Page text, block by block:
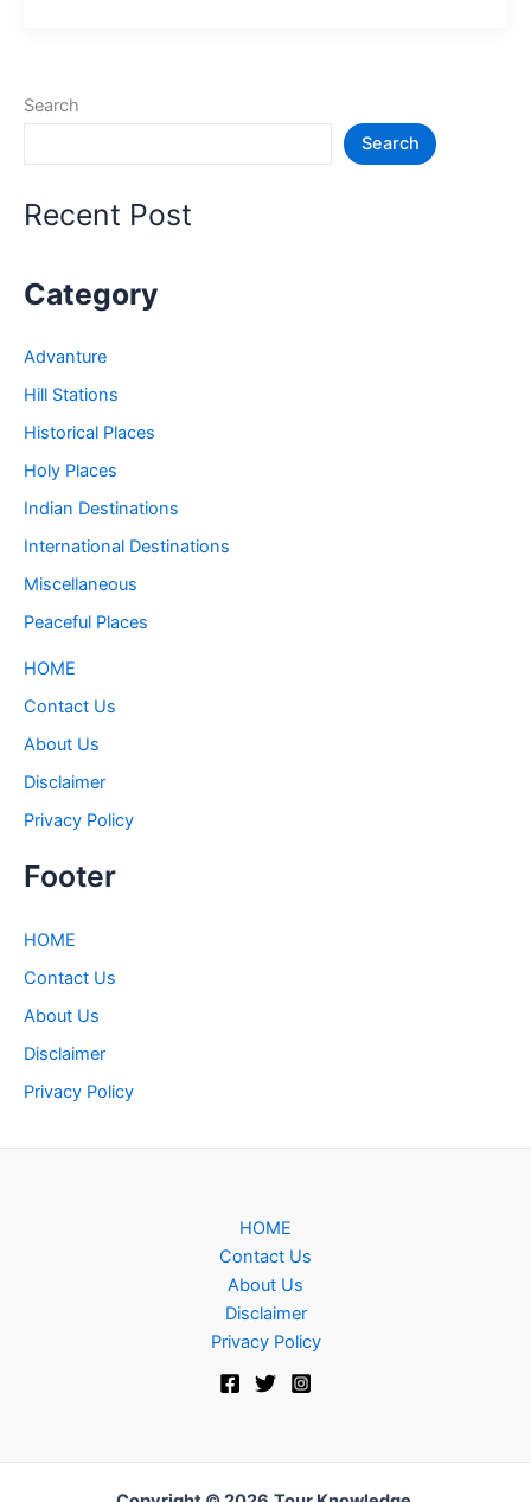
और
Thawe
Search
Search
Recent Post
Category
Advanture
Hill Stations
Historical Places
Holy Places
Indian Destinations
International Destinations
Miscellaneous
Peaceful Places
HOME
Contact Us
About Us
Disclaimer
Privacy Policy
Footer
HOME
Contact Us
About Us
Disclaimer
Privacy Policy
HOME
Contact Us
About Us
Disclaimer
Privacy Policy